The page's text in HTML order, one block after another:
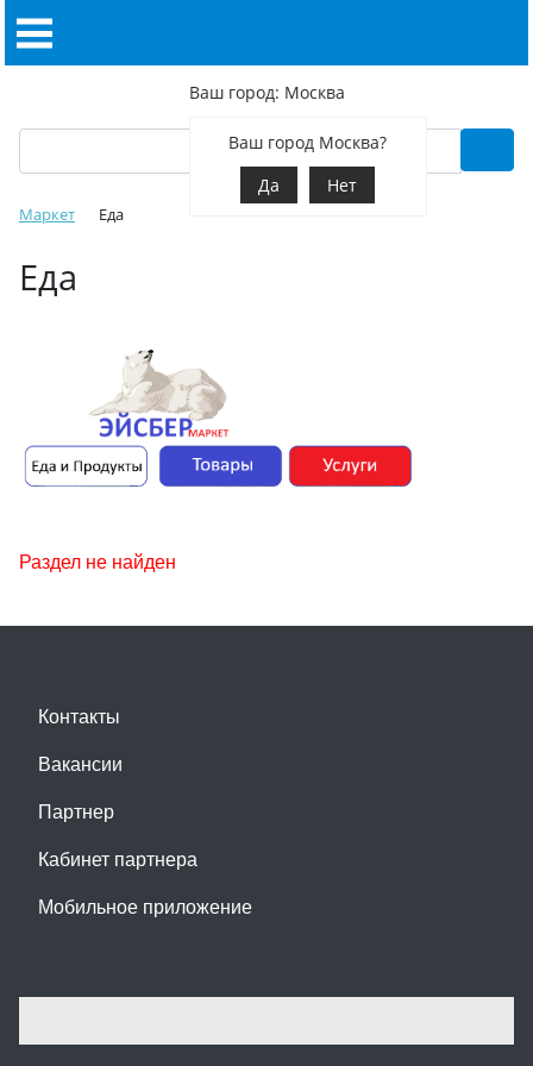
Ваш город: Москва
Ваш город Москва?
Да
Нет
Маркет Еда
Еда
Раздел не найден
Контакты
Вакансии
Партнер
Кабинет партнера
Мобильное приложение